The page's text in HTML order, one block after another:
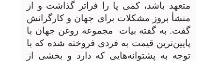
متعهد باشد، کمی پا را فراتر گذاشت و از
منشأ بروز مشکلات برای جهان و کارگرانش
گفت. به گفته بیات
مجموعه روغن جهان با
پایین‌ترین قیمت به فردی فروخته شده که با
توجه به پشتوانه‌هایی که دارد و بخشی از